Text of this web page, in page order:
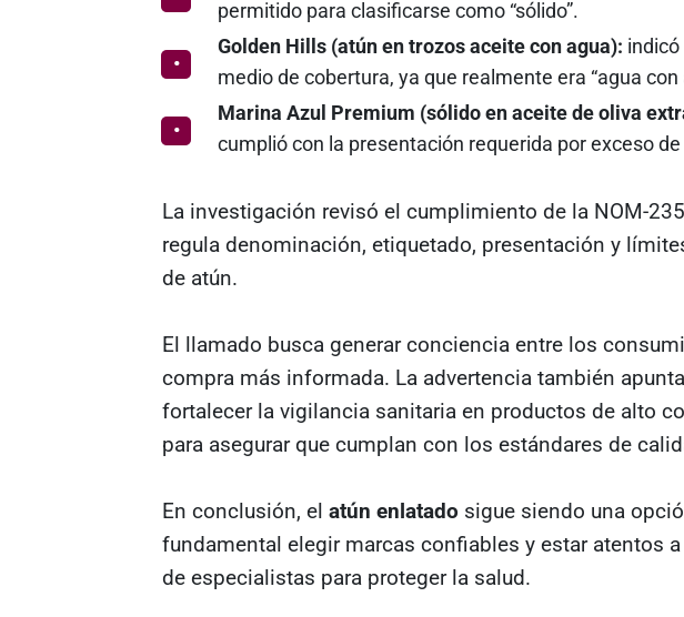
permitido para clasificarse como “sólido”.
Golden Hills (atún en trozos aceite con agua): indicó
medio de cobertura, ya que realmente era “agua con
Marina Azul Premium (sólido en aceite de oliva
cumplió con la presentación requerida por exceso
La investigación revisó el cumplimiento de la NOM-
regula denominación, etiquetado, presentación y
de atún.
El llamado busca generar conciencia entre los
compra más informada. La advertencia también
fortalecer la vigilancia sanitaria en productos de alto
para asegurar que cumplan con los estándares de
En conclusión, el atún enlatado sigue siendo una
fundamental elegir marcas confiables y estar atentos
de especialistas para proteger la salud.